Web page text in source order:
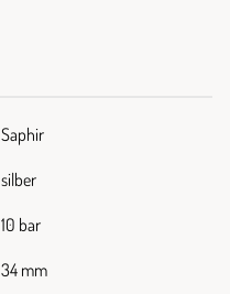
Saphir
silber
10 bar
34 mm